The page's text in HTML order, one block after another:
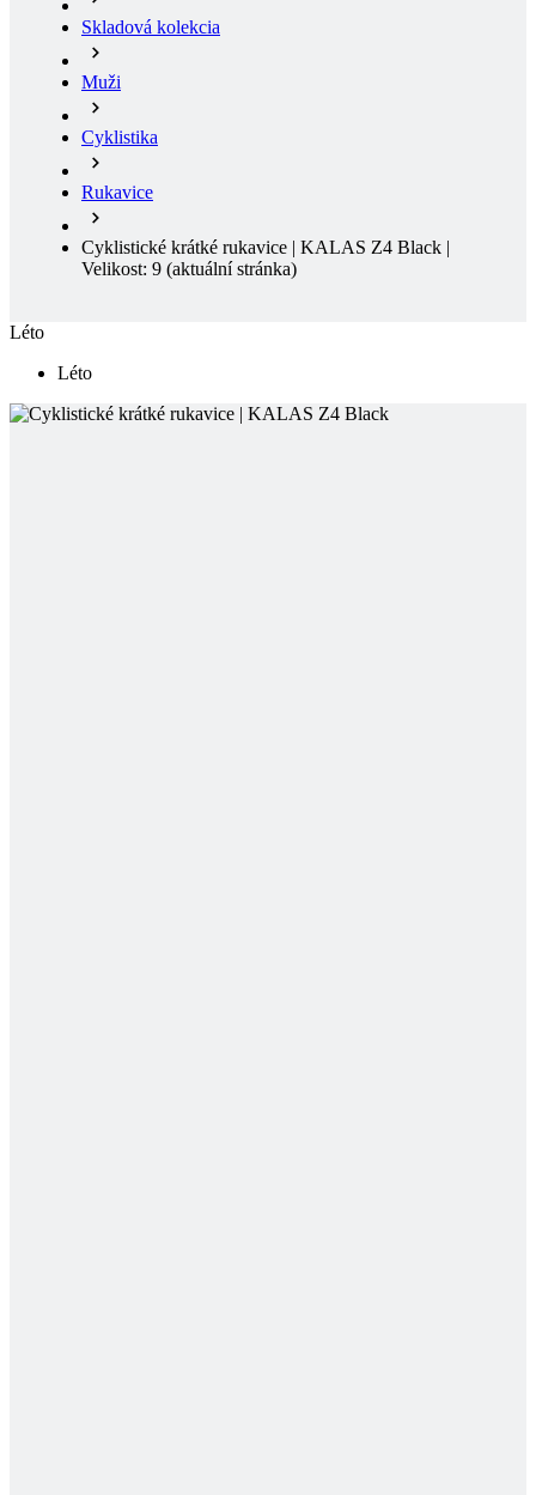
Cyklistika
Rukavice
Cyklistické krátké rukavice | KALAS Z4 Black |
Velikost: 9
Léto